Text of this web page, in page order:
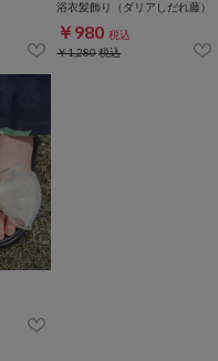
浴衣髪飾り（ダリアしだれ藤）
￥980 税込
￥1,280税込